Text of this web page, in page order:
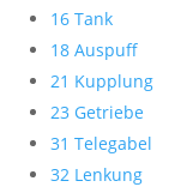
16 Tank
18 Auspuff
21 Kupplung
23 Getriebe
31 Telegabel
32 Lenkung